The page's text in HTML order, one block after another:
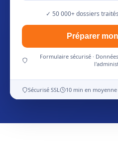
✓ 50 000+ dossiers
Préparer
Formulaire sécurisé ·
Sécurisé SSL 10 min en moyenne